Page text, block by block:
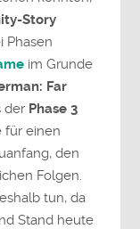
Story
Phasen
im Grunde
Far
der Phase 3
für einen
den
Folgen.
tun, da
Stand heute